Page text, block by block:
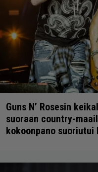
Guns N’ Rosesin
suoraan country-
kokoonpano suoriutui